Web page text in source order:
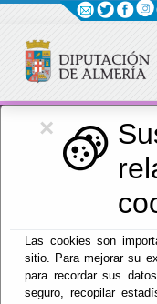
×
Las cookies son
sitio. Para mejorar su
para recordar sus
seguro, recopilar